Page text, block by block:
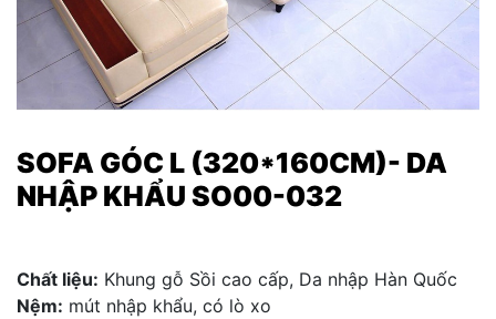
SOFA GÓC L (320*160CM)- DA
NHẬP KHẨU SO00-032
Chất liệu: Khung gỗ Sồi cao cấp, Da nhập Hàn Quốc
Nệm: mút nhập khẩu, có lò xo